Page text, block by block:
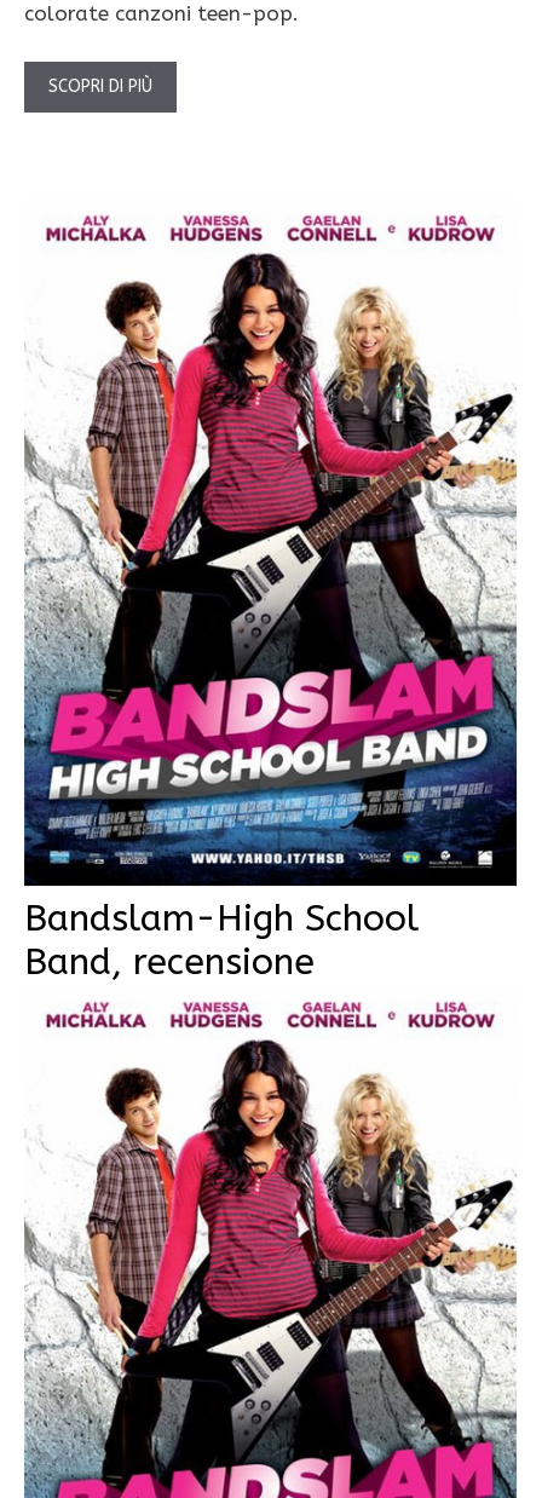
colorate canzoni teen-pop.
SCOPRI DI PIÙ
Bandslam-High School
Band, recensione